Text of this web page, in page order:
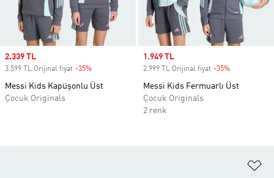
Sale price
2.339 TL
3.599 TL Orijinal fiyat -35%
Messi Kids Kapüşonlu Üst
Çocuk Originals
Sale price
1.949 TL
2.999 TL Orijinal fiyat -35%
Messi Kids Fermuarlı Üst
Çocuk Originals
2 renk